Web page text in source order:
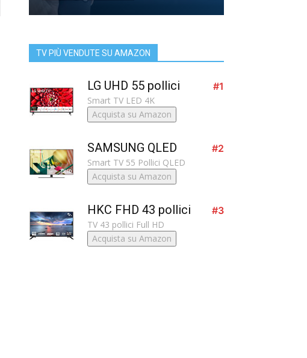
TV PIÙ VENDUTE SU AMAZON
LG UHD 55 pollici #1
Smart TV LED 4K
Acquista su Amazon
SAMSUNG QLED #2
Smart TV 55 Pollici QLED
Acquista su Amazon
HKC FHD 43 pollici #3
TV 43 pollici Full HD
Acquista su Amazon